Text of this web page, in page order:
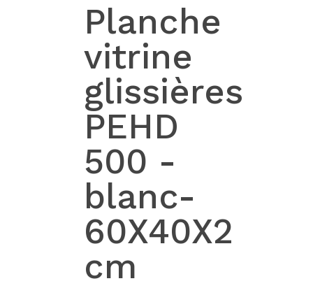
Planche
vitrine
glissières
PEHD
500 -
blanc-
60X40X2
cm